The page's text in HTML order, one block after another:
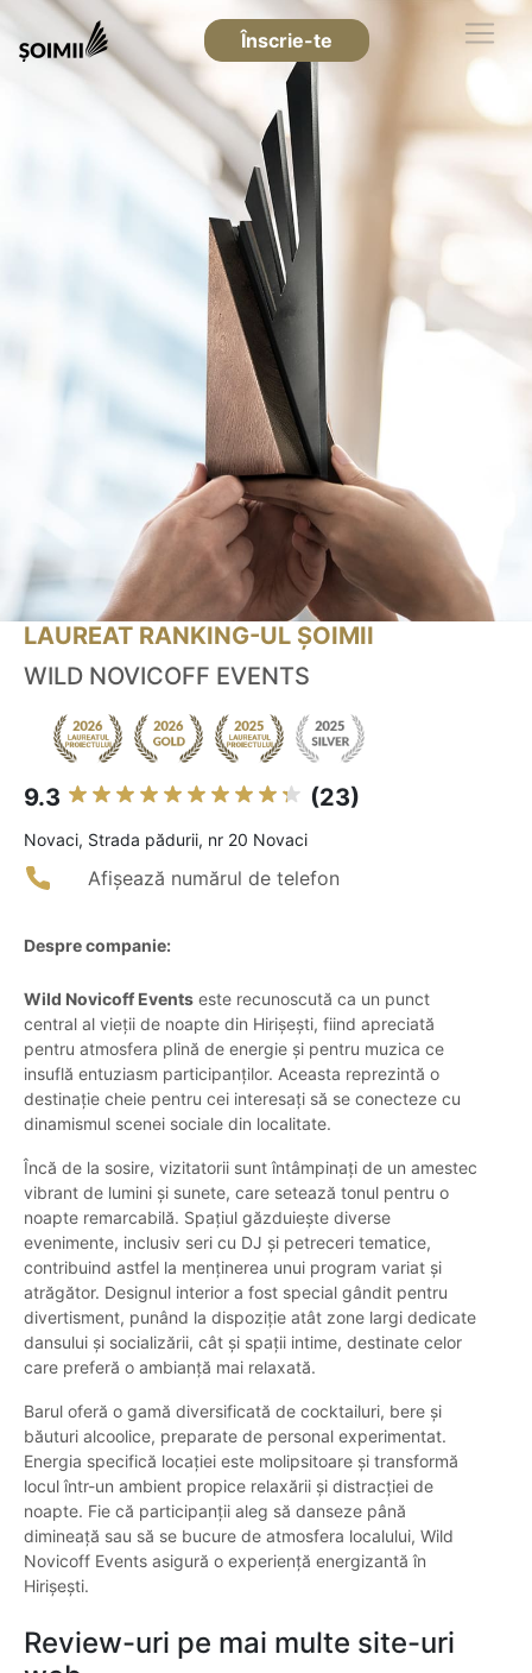
Înscrie-te
LAUREAT RANKING-UL ȘOIMII
WILD NOVICOFF EVENTS
9.3 (23)
Novaci, Strada pădurii, nr 20 Novaci
Afișează numărul de telefon
Despre companie:
Wild Novicoff Events este recunoscută ca un punct
central al vieții de noapte din Hirișești, fiind apreciată
pentru atmosfera plină de energie și pentru muzica ce
insuflă entuziasm participanților. Aceasta reprezintă o
destinație cheie pentru cei interesați să se conecteze cu
dinamismul scenei sociale din localitate.
Încă de la sosire, vizitatorii sunt întâmpinați de un amestec
vibrant de lumini și sunete, care setează tonul pentru o
noapte remarcabilă. Spațiul găzduiește diverse
evenimente, inclusiv seri cu DJ și petreceri tematice,
contribuind astfel la menținerea unui program variat și
atrăgător. Designul interior a fost special gândit pentru
divertisment, punând la dispoziție atât zone largi dedicate
dansului și socializării, cât și spații intime, destinate celor
care preferă o ambianță mai relaxată.
Barul oferă o gamă diversificată de cocktailuri, bere și
băuturi alcoolice, preparate de personal experimentat.
Energia specifică locației este molipsitoare și transformă
locul într-un ambient propice relaxării și distracției de
noapte. Fie că participanții aleg să danseze până
dimineață sau să se bucure de atmosfera localului, Wild
Novicoff Events asigură o experiență energizantă în
Hirișești.
Review-uri pe mai multe site-uri